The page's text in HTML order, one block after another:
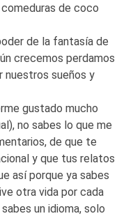
de coco
de la fantasía de
crecemos perdamos
nuestros sueños y
gustado mucho
no sabes lo que me
de que te
y que tus relatos
así porque ya sabes
otra vida por cada
un idioma, solo